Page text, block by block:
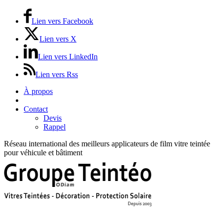
Lien vers Facebook
Lien vers X
Lien vers LinkedIn
Lien vers Rss
À propos
Contact
Devis
Rappel
Réseau international des meilleurs applicateurs de film vitre teintée
pour véhicule et bâtiment